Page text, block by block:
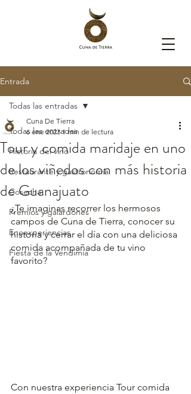
Entrada
Todas las entradas
Historia del vino
Restaurante y gastronomía
Cosecha
Premios y galardones
Enoexperiencias
Fiesta de la Vendimia
Todas las entradas
Tour y comida maridaje en uno
de los viñedos con más historia
de Guanajuato
Cuna De Tierra
6 ene 2023 1 min de lectura
¿Te imaginas recorrer los hermosos
campos de Cuna de Tierra, conocer su
historia y cerrar el día con una deliciosa
comida acompañada de tu vino
favorito?
Con nuestra experiencia Tour comida